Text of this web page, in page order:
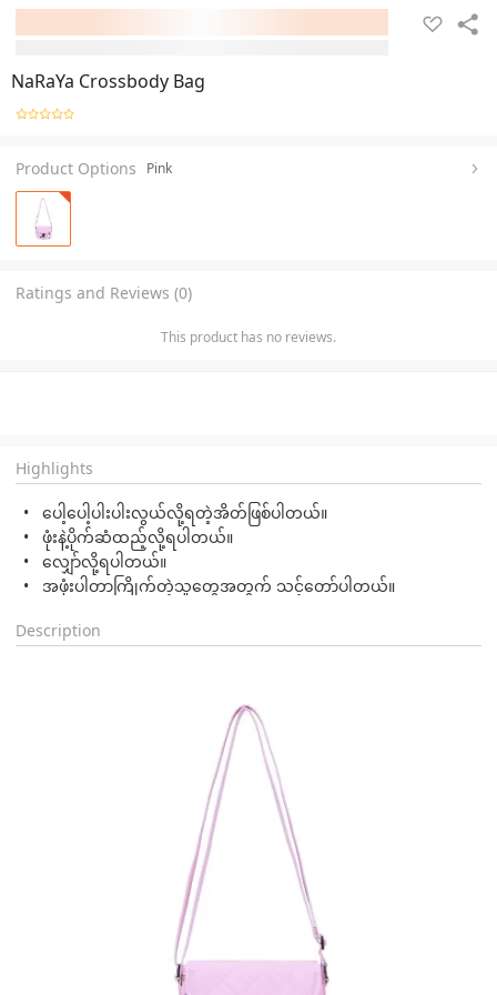
NaRaYa Crossbody Bag
Product Options Pink
Ratings and Reviews (0)
This product has no reviews.
Highlights
ပေါ့ပေါ့ပါးပါးလွယ်လို့ရတဲ့အိတ်ဖြစ်ပါတယ်။
ဖုံးနဲ့ပိုက်ဆံထည့်လို့ရပါတယ်။
လျှော်လို့ရပါတယ်။
အဖုံးပါတာကြိုက်တဲ့သူတွေအတွက် သင့်တော်ပါတယ်။
Description